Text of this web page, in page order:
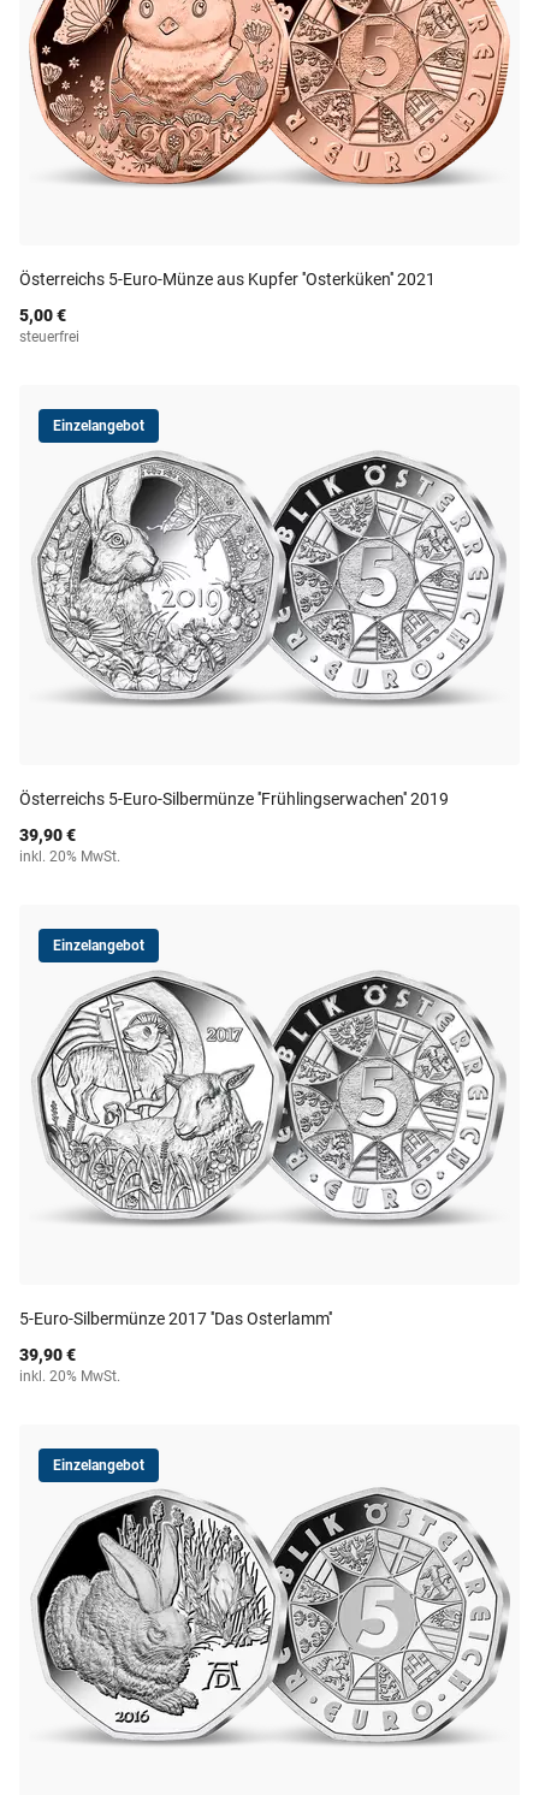
Österreichs 5-Euro-Münze aus Kupfer ''Osterküken'' 2021
5,00 €
steuerfrei
Einzelangebot
Österreichs 5-Euro-Silbermünze ''Frühlingserwachen'' 2019
39,90 €
inkl. 20% MwSt.
Einzelangebot
5-Euro-Silbermünze 2017 ''Das Osterlamm''
39,90 €
inkl. 20% MwSt.
Einzelangebot